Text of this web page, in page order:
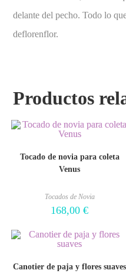
delante del pecho. Todo lo
deflorenflor.
Productos
Tocado de novia para coleta
Venus
Tocados de Novia
168,00€
Canotier de paja y flores suaves